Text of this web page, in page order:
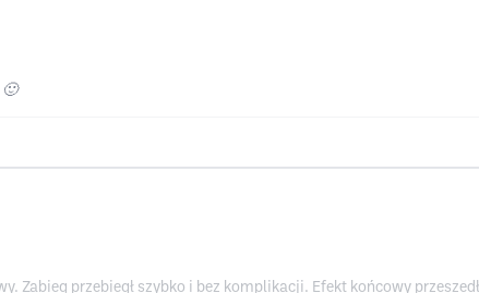
Zabieg przebiegł szybko i bez komplikacji. Efekt końcowy